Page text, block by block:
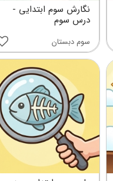
نگارش سوم ابتدایی -
درس سوم
سوم دبستان